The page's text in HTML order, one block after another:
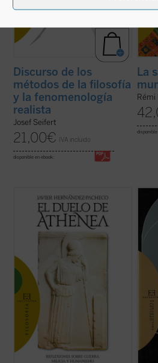
Discurso de los
métodos de la filosofía
y la fenomenología
realista
Josef Seifert
21,00€ IVA incluido
disponible en ebook:
La
Rémi
disponible
El pacifismo se ha convertido en un
postulado de nuestra autoconciencia
moral. Con grave daño para esa
autoconciencia, pues en la indiferencia
frente a toda agresión ese pacifismo
socava las bases comunitarias sobre las
que se asienta la libertad ...
Edición
un
si las
con una